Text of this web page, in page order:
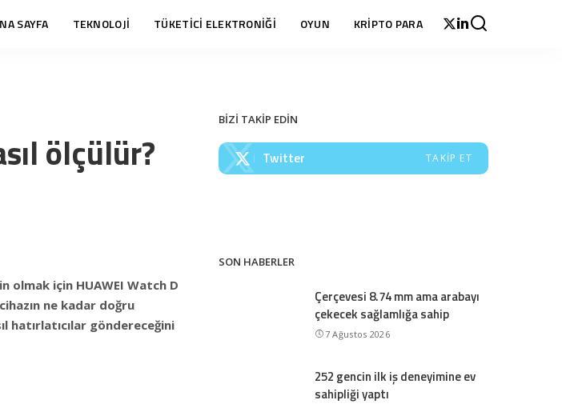
SAYFA TEKNOLOJİ TÜKETİCİ ELEKTRONİĞİ OYUN KRİPTO PARA
ölçülür?
olmak için HUAWEI Watch D
ne kadar doğru
hatırlatıcılar göndereceğini
BİZİ TAKİP EDİN
Twitter TAKIP ET
SON HABERLER
Çerçevesi 8.74 mm ama arabayı
çekecek sağlamlığa sahip
7 Ağustos 2026
252 gencin ilk iş deneyimine ev
sahipliği yaptı